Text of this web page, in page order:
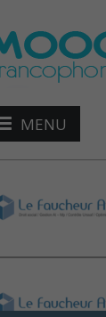
MENU
avocats